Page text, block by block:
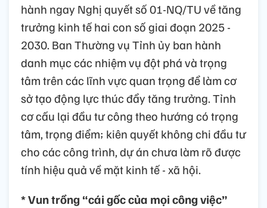
hành ngay Nghị quyết số 01-NQ/TU về tăng
trưởng kinh tế hai con số giai đoạn 2025 -
2030. Ban Thường vụ Tỉnh ủy ban hành
danh mục các nhiệm vụ đột phá và trọng
tâm trên các lĩnh vực quan trọng để làm cơ
sở tạo động lực thúc đẩy tăng trưởng. Tỉnh
cơ cấu lại đầu tư công theo hướng có trọng
tâm, trọng điểm; kiên quyết không chi đầu tư
cho các công trình, dự án chưa làm rõ được
tính hiệu quả về mặt kinh tế - xã hội.
* Vun trồng “cái gốc của mọi công việc”